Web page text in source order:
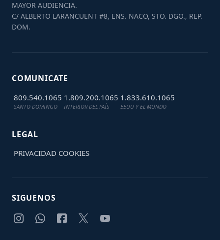
MAYOR AUDIENCIA.
C/ ALBERTO LARANCUENT #8, ENS. NACO, STO. DGO., REP.
DOM.
COMUNICATE
809.540.1065
SANTO DOMINGO
1.809.200.1065
INTERIOR DEL PAÍS
1.833.610.1065
EEUU Y EL MUNDO
LEGAL
PRIVACIDAD COOKIES
SIGUENOS